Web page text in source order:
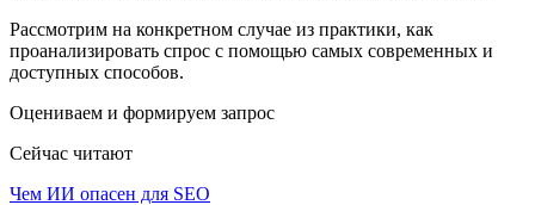
Рассмотрим на конкретном случае из практики, как
проанализировать спрос с помощью самых современных и
доступных способов.
Оцениваем и формируем запрос
Сейчас читают
Чем ИИ опасен для SEO